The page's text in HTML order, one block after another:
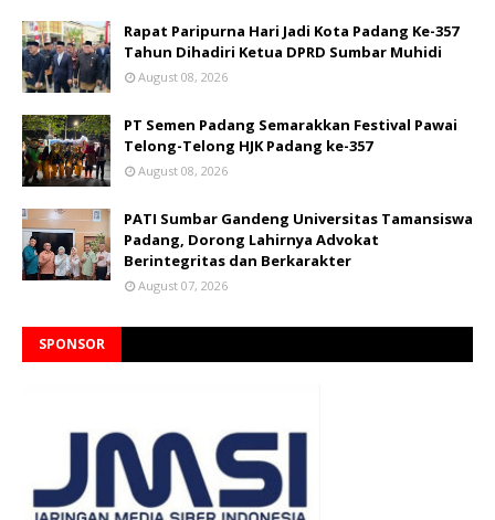
Rapat Paripurna Hari Jadi Kota Padang Ke-357
Tahun Dihadiri Ketua DPRD Sumbar Muhidi
August 08, 2026
PT Semen Padang Semarakkan Festival Pawai
Telong-Telong HJK Padang ke-357
August 08, 2026
PATI Sumbar Gandeng Universitas Tamansiswa
Padang, Dorong Lahirnya Advokat
Berintegritas dan Berkarakter
August 07, 2026
SPONSOR